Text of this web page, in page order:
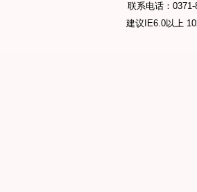
联系电话：
建议IE6.0以上